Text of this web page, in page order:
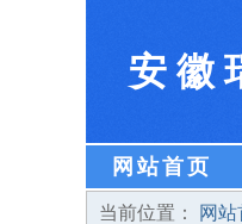
安徽
网站首页
当前位置： 网